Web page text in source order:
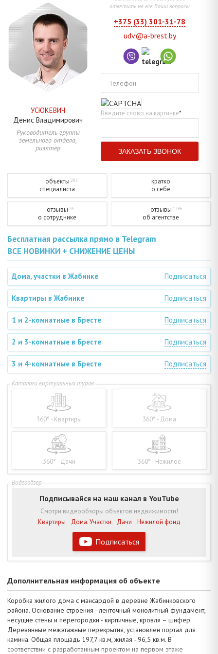
УСЮКЕВИЧ
Денис Владимирович
Руководитель группы
земельного отдела,
риэлтер
ответить на все Ваши вопросы
+375 (33) 301-31-78
udv@a-brest.by
Телефон
Введите слово на картинке*
объекты 205
специалиста
кратко
о себе
отзывы 26
о сотруднике
отзывы 1296
об агентстве
Бесплатная рассылка прямо в Telegram
ВСЕ НОВИНКИ + СНИЖЕНИЕ ЦЕНЫ
Дома, участки в Жабинке Подписаться
Квартиры в Жабинке Подписаться
1 и 2-комнатные в Бресте Подписаться
2 и 3-комнатные в Бресте Подписаться
3 и 4-комнатные в Бресте Подписаться
360° - Квартиры 360° - Дома
360° - Дачи 360° - Нежилое
Подписаться
Подписывайся на наш канал в YouTube
Смотри видеообзоры объектов недвижимости!
Квартиры
Дома. Участки Дачи Нежилой фонд
Дополнительная информация об объекте
Коробка жилого дома с мансардой в деревне Жабинковского
района. Основание строения - ленточный монолитный фундамент,
несущие стены и перегородки - кирпичные, кровля – шифер.
Деревянные межэтажные перекрытия, установлен портал для
камина. Общая площадь 197,7 кв.м, жилая - 96,5 кв.м. В
соответствии с разработанным проектом на первом этаже